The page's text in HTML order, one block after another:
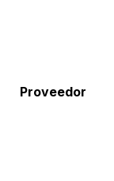
Proveedor